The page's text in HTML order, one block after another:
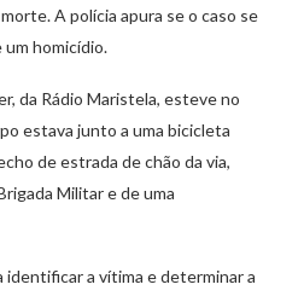
A polícia apura se o caso se
homicídio.
da Rádio Maristela, esteve no
estava junto a uma bicicleta
de estrada de chão da via,
Militar e de uma
identificar a vítima e determinar a